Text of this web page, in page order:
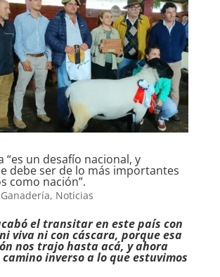
“es un desafío nacional, y
debe ser de lo más importantes
como nación”.
Ganadería, Noticias
el transitar en este país con
viva ni con cáscara, porque esa
nos trajo hasta acá, y ahora
camino inverso a lo que estuvimos